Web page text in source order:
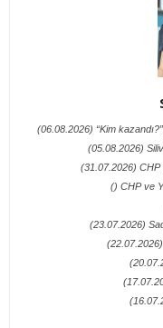
(06.08.2026) “Kim
(05.08.2026)
(31.07.2026) CHP
() CHP ve
(23.07.2026)